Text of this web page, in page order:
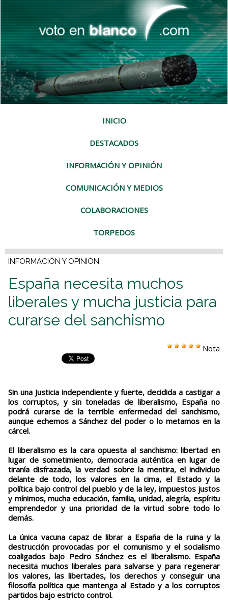
INICIO
DESTACADOS
INFORMACIÓN Y OPINIÓN
COMUNICACIÓN Y MEDIOS
COLABORACIONES
TORPEDOS
INFORMACIÓN Y OPINIÓN
España necesita muchos
liberales y mucha justicia para
curarse del sanchismo
Nota
Sin una Justicia independiente y fuerte, decidida a castigar a
los corruptos, y sin toneladas de liberalismo, España no
podrá curarse de la terrible enfermedad del sanchismo,
aunque echemos a Sánchez del poder o lo metamos en la
cárcel.
El liberalismo es la cara opuesta al sanchismo: libertad en
lugar de sometimiento, democracia auténtica en lugar de
tiranía disfrazada, la verdad sobre la mentira, el individuo
delante de todo, los valores en la cima, el Estado y la
política bajo control del pueblo y de la ley, impuestos justos
y mínimos, mucha educación, familia, unidad, alegría, espíritu
emprendedor y una prioridad de la virtud sobre todo lo
demás.
La única vacuna capaz de librar a España de la ruina y la
destrucción provocadas por el comunismo y el socialismo
coaligados bajo Pedro Sánchez es el liberalismo. España
necesita muchos liberales para salvarse y para regenerar
los valores, las libertades, los derechos y conseguir una
filosofía política que mantenga al Estado y a los corruptos
partidos bajo estricto control.